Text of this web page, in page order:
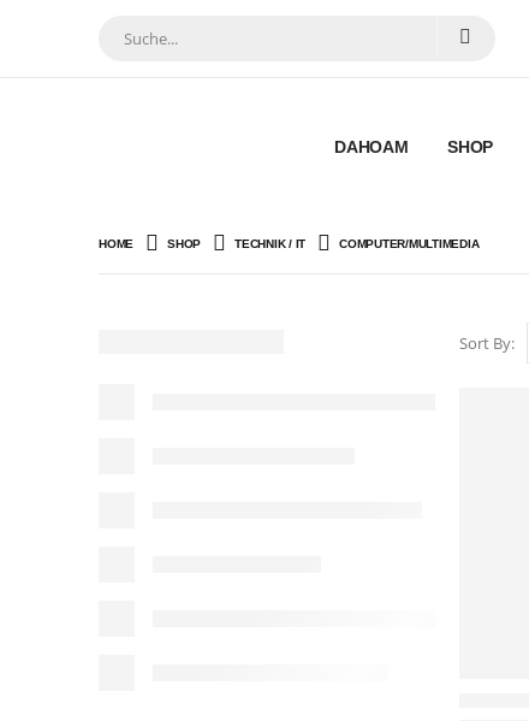
DAHOAM SHOP
HOME SHOP TECHNIK / IT COMPUTER/MULTIMEDIA
Sort By: